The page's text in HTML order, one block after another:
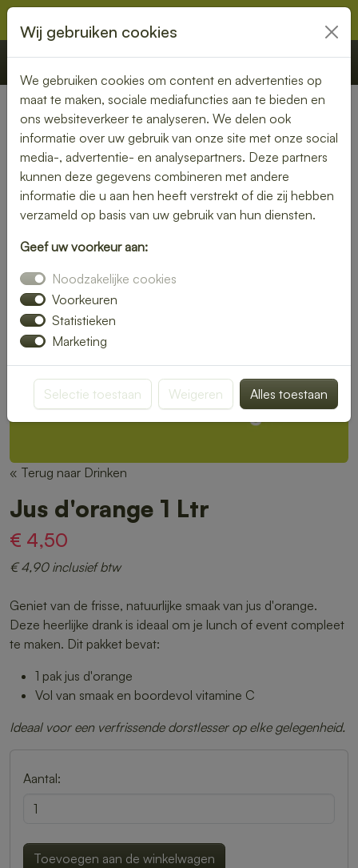
€ 0,00 Offerte Bestellen
« Terug naar Drinken
Jus d'orange 1 Ltr
€ 4,50
€ 4,90 inclusief btw
Geniet van de frisse, natuurlijke smaak van jus d'orange.
Deze heerlijke drank is ideaal om je lunch of event compleet
te maken. Dit pakket bevat:
1 pak jus d'orange
Vol van smaak en boordevol vitamine C
Ideaal voor een verfrissende dorstlesser op elke gelegenheid.
Aantal:
Toevoegen aan de winkelwagen
Wij gebruiken cookies
We gebruiken cookies om content en advertenties op
maat te maken, sociale mediafuncties aan te bieden en
ons websiteverkeer te analyseren. We delen ook
informatie over uw gebruik van onze site met onze social
media-, advertentie- en analysepartners. Deze partners
kunnen deze gegevens combineren met andere
informatie die u aan hen heeft verstrekt of die zij hebben
verzameld op basis van uw gebruik van hun diensten.
Geef uw voorkeur aan:
Noodzakelijke cookies
Voorkeuren
Statistieken
Marketing
Selectie toestaan Weigeren Alles toestaan